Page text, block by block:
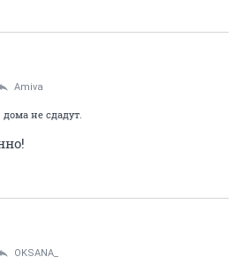
Amiva
не сдадут.
OKSANA_